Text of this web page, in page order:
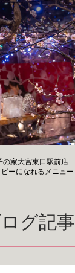
の家大宮東口駅前店
ーになれるメニュ
グ記事